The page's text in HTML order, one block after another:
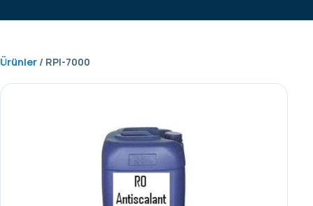
Ürünler / RPI-7000